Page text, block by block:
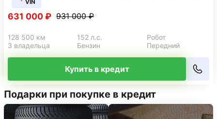
VIN
631 000 ₽ 931 000 ₽
128 500 км 152 л.с.
Робот
3 владельца
Бензин Передний
Купить в кредит
Подарки при покупке в кредит